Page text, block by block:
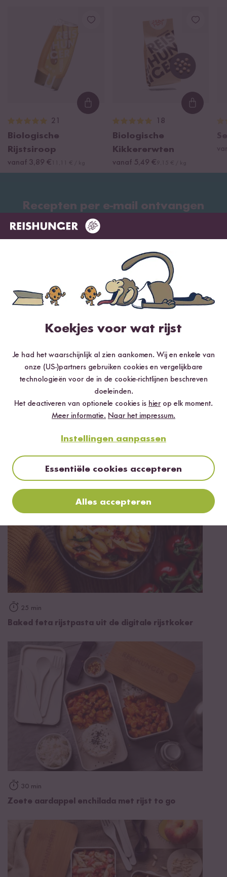
Loading...
21
Biologische
Rijstsiroop
vanaf 3,89 €
18
Biologische
Kikkererwten
vanaf 5,49 €
Recepten per e-mail ontvangen
Voor de newsletter aanmelden
25 min
Baked feta rijstpasta uit de digitale rijstkoker
30 min
Zoete aardappel enchilada met rijst to go
Koekjes voor wat rijst
Je had het waarschijnlijk al zien aankomen. Wij en enkele van
onze (US-)partners gebruiken cookies en vergelijkbare
technologieën voor de in de cookie-richtlijnen beschreven
doeleinden.
Het deactiveren van optionele cookies is hier op elk moment.
Meer informatie. Naar het impressum.
Instellingen aanpassen
Essentiële cookies accepteren
Alles accepteren